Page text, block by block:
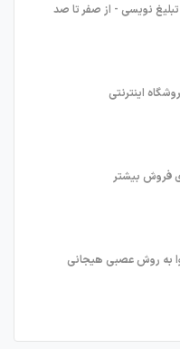
نویسی - از صفر تا صد
اینترنتی
فروش بیشتر
به روش عصبی هیجانی